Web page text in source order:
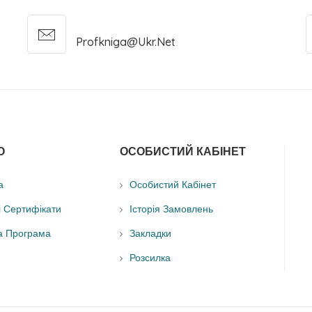
Profkniga@ukr.net
Сертифікати
Програма
ОСОБИСТИЙ КАБІНЕТ
Особистий Кабінет
Історія Замовлень
Закладки
Розсилка